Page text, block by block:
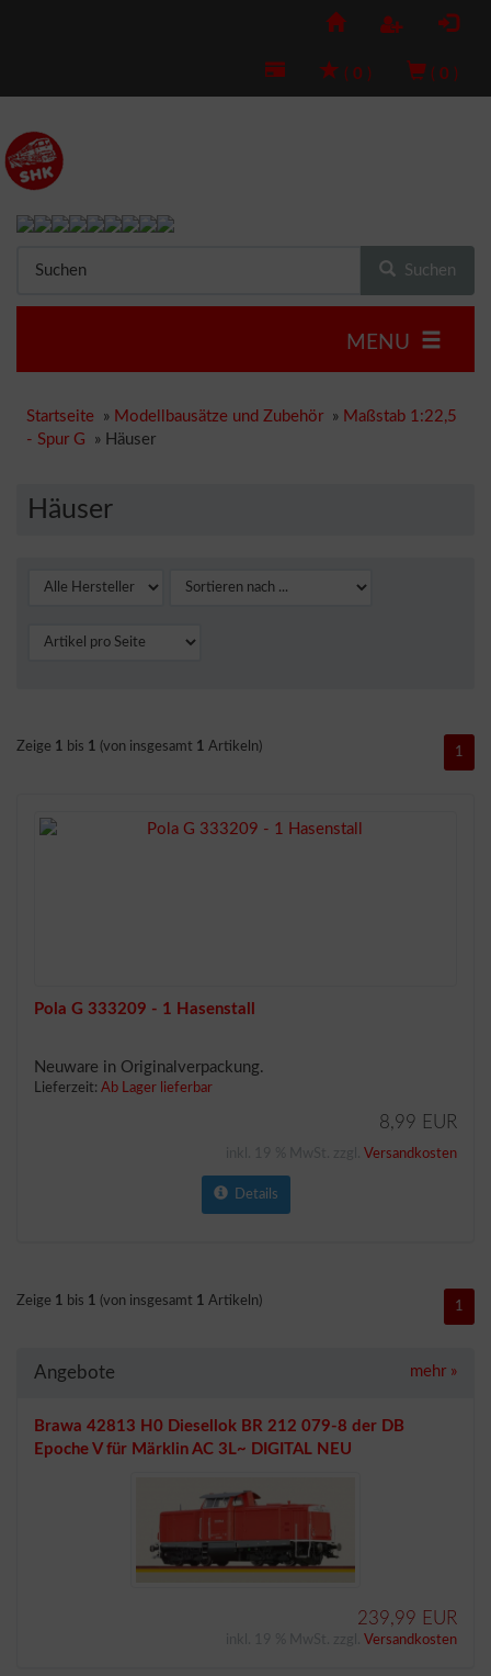
( 0 ) ( 0 )
Suchen
MENU
Startseite » Modellbausätze und Zubehör » Maßstab 1:22,5
- Spur G » Häuser
Häuser
Zeige 1 bis 1 (von insgesamt 1 Artikeln) 1
Pola G 333209 - 1 Hasenstall
Neuware in Originalverpackung.
Lieferzeit: Ab Lager lieferbar
8,99 EUR
Versandkosten
Details
Zeige 1 bis 1 (von insgesamt 1 Artikeln) 1
Angebote mehr »
Brawa 42813 H0 Diesellok BR 212 079-8 der DB
Epoche V für Märklin AC 3L~ DIGITAL NEU
239,99 EUR
Versandkosten